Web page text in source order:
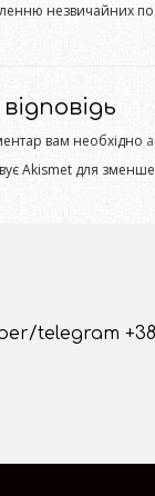
незвичайних
вам необхідно
Akismet для
telegram +38